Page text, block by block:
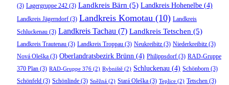
(3) Lagergruppe 242 (3) Landkreis Bärn (5) Landkreis Hohenelbe (4)
Landkreis Jägerndorf (3) Landkreis Komotau (10) Landkreis
Schluckenau (3) Landkreis Tachau (7) Landkreis Tetschen (5)
Landkreis Trautenau (3) Landkreis Troppau (3) Neukreibitz (3) Niederkreibitz (3)
Nová Oleška (3) Oberlandratsbezirk Brünn (4) Philippsdorf (3) RAD-Gruppe
370 Plan (3) RAD-Gruppe 376 (2) Rybniště (2) Schluckenau (4) Schönborn (3)
Schönfeld (3) Schönlinde (3) Sněžná (2) Stará Oleška (3) Teplice (2) Tetschen (3)